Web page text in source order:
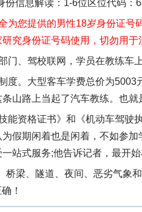
信息解读： 1-6位区位代码：
为您提供的男性18岁身份证号
究身份证号码使用，切勿用
门、驾校联网，学员在教练车
度。 大型客车学费总价为5003
山路上当起了汽车教练。也
能资格证书》和《机动车驾
假期闲着也是闲着，不如参
站式服务;他告诉记者，最开
桥梁、隧道、夜间、恶劣气象
！